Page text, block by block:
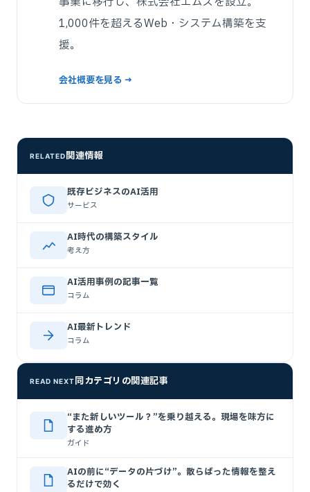
1,000件を超えるWeb・システム構築を支
援。
会社概要を見る →
RELATED関連情報
既存ビジネスのAI活用
サービス
AI時代の構築スタイル
考え方
AI活用事例の記事一覧
コラム
AI最新トレンド
コラム
READ NEXT同カテゴリの関連記事
“また新しいツール？”を乗り越える。現場を味方に
する進め方
ガイド
AIの前に“データの片づけ”。散らばった情報を整え
るだけで効く